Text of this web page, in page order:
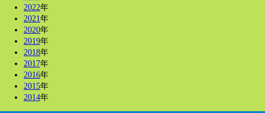
2022年
2021年
2020年
2019年
2018年
2017年
2016年
2015年
2014年